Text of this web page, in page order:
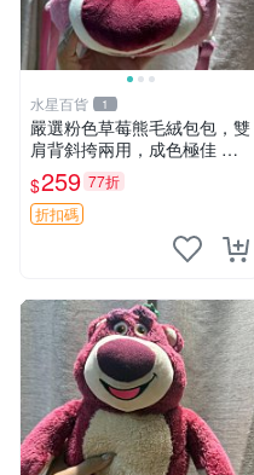
水星百貨 1
嚴選粉色草莓熊毛絨包包，雙
肩背斜挎兩用，成色極佳 精
準關鍵詞：草莓熊 包包 毛絨
$259 77折
折扣碼